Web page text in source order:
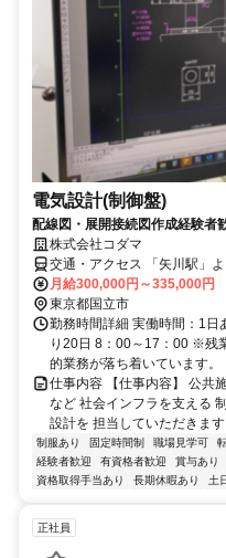
電気設計(制御盤)
配線図・展開接続図作成経験者
株式会社コダマ
交通・アクセス 「矢川駅」
月給300,000円～335,000円
東京都国立市
勤務時間詳細 実働時間：1日
り20日 8：00～17：00 ※残
的業務が落ち着いています。
仕事内容 【仕事内容】 公共
など 社会インフラを支える
設計を 担当していただきま
制服あり 固定時間制 職場見学可
経験者歓迎
有資格者歓迎 賞与あり
資格取得手当あり
長期休暇あり 土
正社員